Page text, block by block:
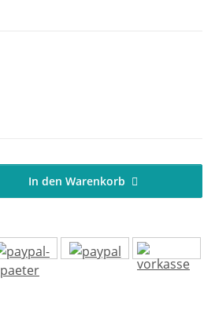
In den Warenkorb